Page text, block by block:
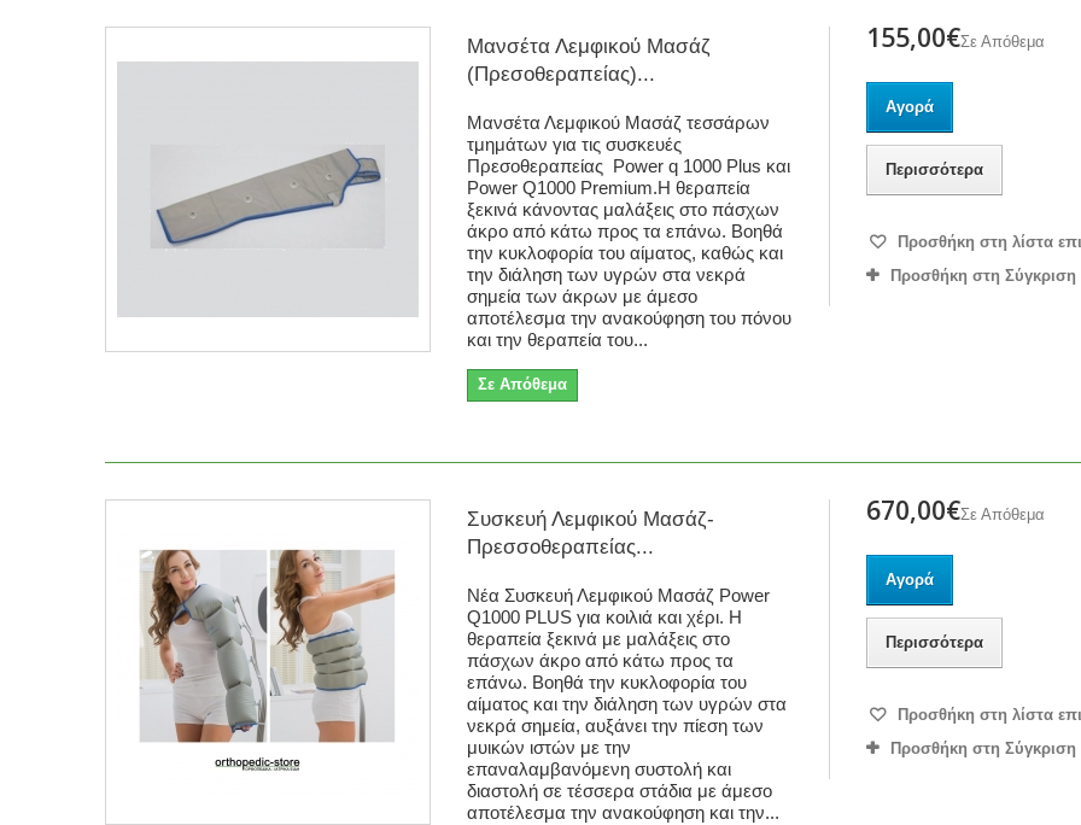
Μανσέτα Λεμφικού Μασάζ
(Πρεσοθεραπείας)...
Μανσέτα Λεμφικού Μασάζ τεσσάρων
τμημάτων για τις συσκευές
Πρεσοθεραπείας Power q 1000 Plus και
Power Q1000 Premium.Η θεραπεία
ξεκινά κάνοντας μαλάξεις στο πάσχων
άκρο από κάτω προς τα επάνω. Βοηθά
την κυκλοφορία του αίματος, καθώς και
την διάληση των υγρών στα νεκρά
σημεία των άκρων με άμεσο
αποτέλεσμα την ανακούφηση του πόνου
και την θεραπεία του...
Σε Απόθεμα
155,00€Σε Απόθεμα
Αγορά
Περισσότερα
Προσθήκη στη λίστα
Προσθήκη στη Σύγκριση
Συσκευή Λεμφικού Μασάζ-
Πρεσσοθεραπείας...
Νέα Συσκευή Λεμφικού Μασάζ Power
Q1000 PLUS για κοιλιά και χέρι. Η
θεραπεία ξεκινά με μαλάξεις στο
πάσχων άκρο από κάτω προς τα
επάνω. Βοηθά την κυκλοφορία του
αίματος και την διάληση των υγρών στα
νεκρά σημεία, αυξάνει την πίεση των
μυικών ιστών με την
επαναλαμβανόμενη συστολή και
διαστολή σε τέσσερα στάδια με άμεσο
αποτέλεσμα την ανακούφηση και την...
670,00€Σε Απόθεμα
Αγορά
Περισσότερα
Προσθήκη στη λίστα
Προσθήκη στη Σύγκριση